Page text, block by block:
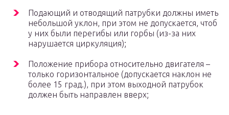
Подающий и отводящий патрубки должны иметь
небольшой уклон, при этом не допускается, чтоб
у них были перегибы или горбы (из-за них
нарушается циркуляция);
Положение прибора относительно двигателя –
только горизонтальное (допускается наклон не
более 15 град.), при этом выходной патрубок
должен быть направлен вверх;